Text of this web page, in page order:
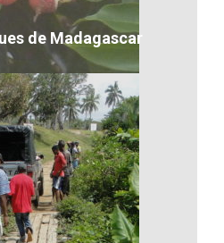
de Madagascar